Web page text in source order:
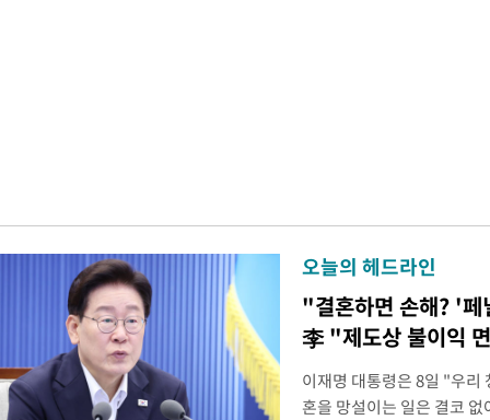
오늘의 헤드라인
"결혼하면 손해? '
李 "제도상 불이익
이재명 대통령은 8일 "우리
혼을 망설이는 일은 결코